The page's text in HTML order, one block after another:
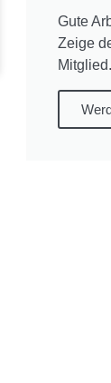
Gute
Zeige
Mitglied.